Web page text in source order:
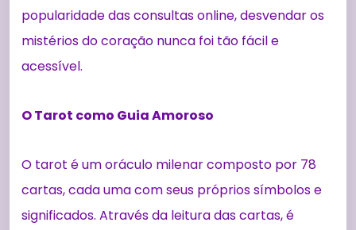
popularidade das consultas online, desvendar os
mistérios do coração nunca foi tão fácil e
acessível.
O Tarot como Guia Amoroso
O tarot é um oráculo milenar composto por 78
cartas, cada uma com seus próprios símbolos e
significados. Através da leitura das cartas, é